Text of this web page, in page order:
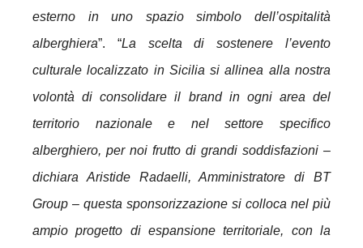
esterno in uno spazio simbolo dell’ospitalità
alberghiera”. “La scelta di sostenere l’evento
culturale localizzato in Sicilia si allinea alla nostra
volontà di consolidare il brand in ogni area del
territorio nazionale e nel settore specifico
alberghiero, per noi frutto di grandi soddisfazioni –
dichiara Aristide Radaelli, Amministratore di BT
Group – questa sponsorizzazione si colloca nel più
ampio progetto di espansione territoriale, con la